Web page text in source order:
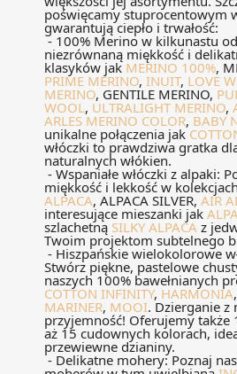
poświęcamy stuprocentowym
gwarantują ciepło i trwałość:
- 100% Merino w kilkunastu
niezrównaną miękkość i
klasyków jak MERINO 100%,
PRIME MERINO, INUIT, LOVE
MERINO, GENTILE MERINO,
WOOL, ULTRALIGHT MERINO,
ARLES MERINO COLOR, BABY
unikalne połączenia jak
włóczki to prawdziwa gratka
naturalnych włókien.
- Wspaniałe włóczki z alpaki:
miękkość i lekkość w
ALPACA, ALPACA SILVER, AIR
interesujące mieszanki jak
szlachetną SILKY ALPACA z
Twoim projektom subtelnego
- Hiszpańskie wielokolorowe
Stwórz piękne, pastelowe
naszych 100% bawełnianych
COTTON INFINITY, HARMONIA,
MARINER, MOOI. Dzierganie z
przyjemność! Oferujemy także
aż 15 cudownych kolorach,
przewiewne dzianiny.
- Delikatne mohery: Poznaj